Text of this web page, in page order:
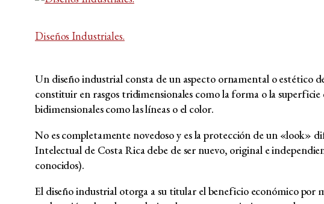
Diseños Industriales.
Un diseño industrial consta de un aspecto ornamental o estético
constituir en rasgos tridimensionales como la forma o la
bidimensionales como las líneas o el color.
No es completamente novedoso y es la protección de un «look»
Intelectual de Costa Rica debe de ser nuevo, original e
conocidos).
El diseño industrial otorga a su titular el beneficio económico por